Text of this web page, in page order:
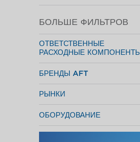
БОЛЬШЕ ФИЛЬТРОВ
ОТВЕТСТВЕННЫЕ
РАСХОДНЫЕ КОМПОНЕНТЫ
Роторы для сортировок
Сортирующие пластины
Фильтрующие элементы
Цилиндрические сита для
сортировок
БРЕНДЫ AFT
Размол Finebar
Системы короткой циркуляции
POM
Сортирование Max
РЫНКИ
Короткая циркуляция
Макулатурное волокно
Механическая целлюлоза
ОБОРУДОВАНИЕ